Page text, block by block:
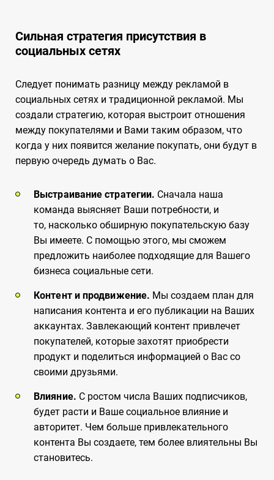
Сильная стратегия присутствия в
социальных сетях
Следует понимать разницу между рекламой в
социальных сетях и традиционной рекламой. Мы
создали стратегию, которая выстроит отношения
между покупателями и Вами таким образом, что
когда у них появится желание покупать, они будут в
первую очередь думать о Вас.
Выстраивание стратегии. Сначала наша
команда выясняет Ваши потребности, и
то, насколько обширную покупательскую базу
Вы имеете. С помощью этого, мы сможем
предложить наиболее подходящие для Вашего
бизнеса социальные сети.
Контент и продвижение. Мы создаем план для
написания контента и его публикации на Ваших
аккаунтах. Завлекающий контент привлечет
покупателей, которые захотят приобрести
продукт и поделиться информацией о Вас со
своими друзьями.
Влияние. С ростом числа Ваших подписчиков,
будет расти и Ваше социальное влияние и
авторитет. Чем больше привлекательного
контента Вы создаете, тем более влиятельны Вы
становитесь.